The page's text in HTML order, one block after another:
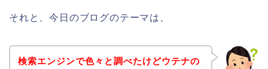
それと、今日のブログのテーマは、
検索エンジンで色々と調べたけどウテナの